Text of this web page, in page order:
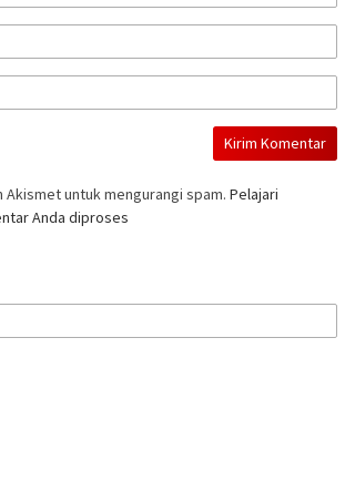
Akismet untuk mengurangi spam. Pelajari
Anda diproses